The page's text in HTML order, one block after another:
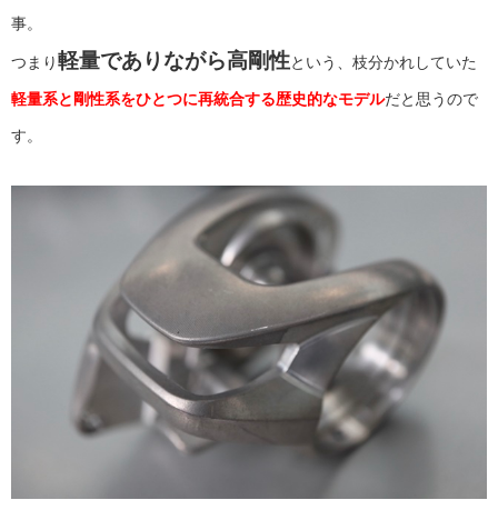
事。
つまり軽量でありながら高剛性という、枝分かれしていた
軽量系と剛性系をひとつに再統合する歴史的なモデルだと思うので
す。